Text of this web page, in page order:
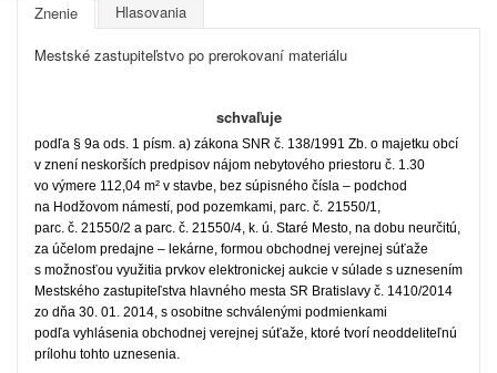
Znenie Hlasovania
Mestské zastupiteľstvo po prerokovaní materiálu
schvaľuje
podľa § 9a ods. 1 písm. a) zákona SNR č. 138/1991 Zb. o majetku obcí
v znení neskorších predpisov nájom nebytového priestoru č. 1.30
vo výmere 112,04 m² v stavbe, bez súpisného čísla – podchod
na Hodžovom námestí, pod pozemkami, parc. č. 21550/1,
parc. č. 21550/2 a parc. č. 21550/4, k. ú. Staré Mesto, na dobu neurčitú,
za účelom predajne – lekárne, formou obchodnej verejnej súťaže
s možnosťou využitia prvkov elektronickej aukcie v súlade s uznesením
Mestského zastupiteľstva hlavného mesta SR Bratislavy č. 1410/2014
zo dňa 30. 01. 2014, s osobitne schválenými podmienkami
podľa vyhlásenia obchodnej verejnej súťaže, ktoré tvorí neoddeliteľnú
prílohu tohto uznesenia.